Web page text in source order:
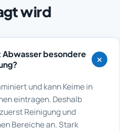
wird
besondere
und kann Keime in
eintragen. Deshalb
Reinigung und
Bereiche an. Stark